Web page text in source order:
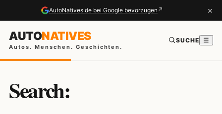
AutoNatives.de bei Google bevorzugen ↗ ×
AUTONATIVES
Autos. Menschen. Geschichten.
SUCHE ☰
Search: